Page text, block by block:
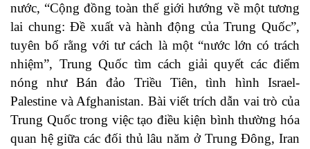
nước, “Cộng đồng toàn thế giới hướng về một tương
lai chung: Đề xuất và hành động của Trung Quốc”,
tuyên bố rằng với tư cách là một “nước lớn có trách
nhiệm”, Trung Quốc tìm cách giải quyết các điểm
nóng như Bán đảo Triều Tiên, tình hình Israel-
Palestine và Afghanistan. Bài viết trích dẫn vai trò của
Trung Quốc trong việc tạo điều kiện bình thường hóa
quan hệ giữa các đối thủ lâu năm ở Trung Đông, Iran